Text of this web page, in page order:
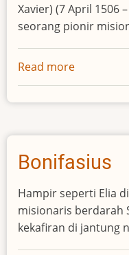
Xavier) (7 April 1506
seorang pionir
Read more
Fransiskus
Xaverius
Bonifasius
Hampir seperti Elia
misionaris berdarah
kekafiran di jantung